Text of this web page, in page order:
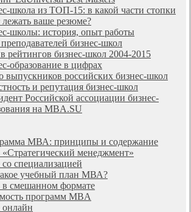
школа из ТОП-15: в какой части стопки
лежать ваше резюме?
школы: история, опыт работы
бизнес-школ
рейтингов бизнес-школ 2004-2015
образование в цифрах
выпускников российских бизнес-школ
и репутация бизнес-школ
Российской ассоциации бизнес-
на MBA.SU
МВА: принципы и содержание
менеджмент»
специализацией
учебный план МВА?
смешанном формате
программ MBA